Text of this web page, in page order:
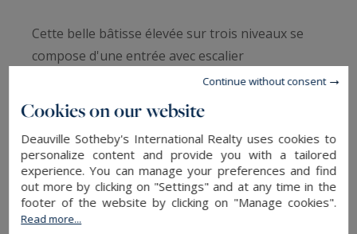
Cette belle bâtisse élevée sur trois niveaux se
compose d'une entrée avec escalier
monumental, une cuisine aménagée et équipée,
une vaste salle à manger avec poêle à bois, deux
salons.
Au premier étage, un couloir dessert quatre
chambres et deux salle de bains.
Au deuxième étage, un grand grenier
aménageable.
READ MORE
Cookies on our website
Deauville Sotheby's International Realty uses cookies to
personalize content and provide you with a tailored
experience. You can manage your preferences and find
out more by clicking on "Settings" and at any time in the
footer of the website by clicking on "Manage cookies".
Read more...
Continue without consent